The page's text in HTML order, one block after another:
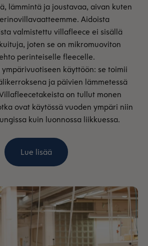
lämmintä ja joustavaa, aivan kuten
Aidoista
valmistettu villafleece ei sisällä
joten se on mikromuoviton
perinteiselle fleecelle.
käyttöön: se toimii
ja päivien lämmetessä
on tullut monen
ovat käytössä vuoden ympäri niin
kuin luonnossa liikkuessa.
Lue lisää